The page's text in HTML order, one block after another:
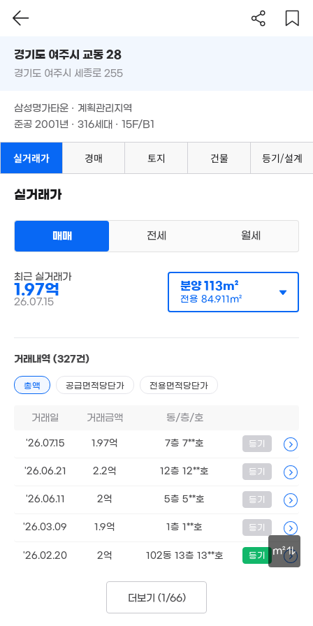
매매 1억 9700만원
전용85m²
8,000만
2,940만
'19. 02
'18. 09
1.18억
'12. 02
'09. 07
2.01억
필터 매물 탐색
경기도 여주시 교동 28
준공 2001년 · 316세대 · 15F/B1
m²
경기도 여주시 교동 28
경기도 여주시 세종로 255
삼성명가타운 · 계획관리지역
준공 2001년 · 316세대 · 15F/B1
실거래가 경매 토지 건물 등기/설계
실거래가
매매 전세 월세
최근 실거래가
1.97억
26.07.15
분양113m²
전용 84.911m²
거래내역 (327건)
총액 공급면적당단가 전용면적당단가
거래일 거래금액 동/층/호
'26.07.15 1.97억 7층 7**호 등기
'26.06.21 2.2억 12층 12**호 등기
'26.06.11 2억 5층 5**호 등기
'26.03.09 1.9억 1층 1**호 등기
'26.02.20 2억 102동 13층 13**호 등기
더보기 (1/66)